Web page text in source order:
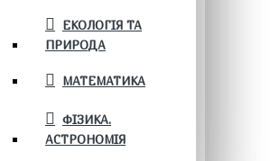
ЕКОЛОГІЯ ТА
ПРИРОДА
МАТЕМАТИКА
ФІЗИКА.
АСТРОНОМІЯ